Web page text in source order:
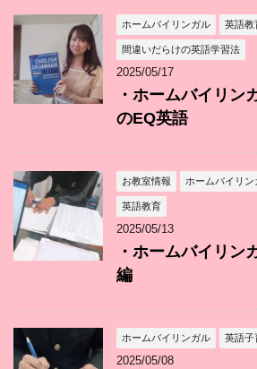
ホームバイリンガル 英語教
間違いだらけの英語学習法
2025/05/17
・ホームバイリン
のEQ英語
お教室情報 ホームバイリン
英語教育
2025/05/13
・ホームバイリン
編
ホームバイリンガル 英語子
2025/05/08